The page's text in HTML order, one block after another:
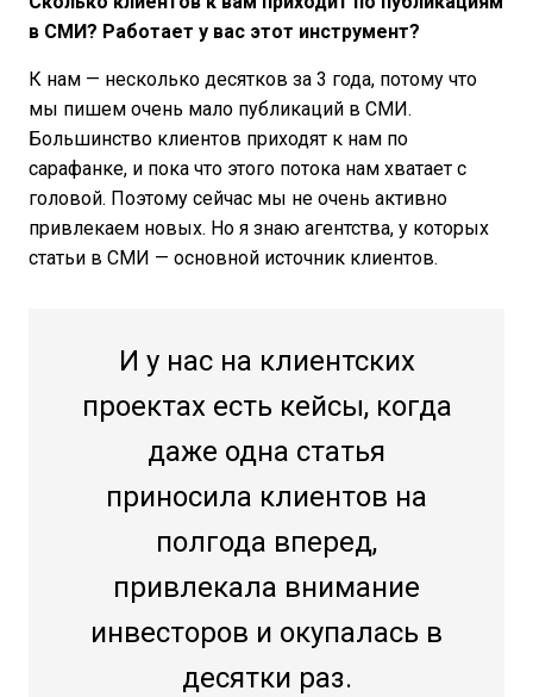
в СМИ? Работает у вас этот инструмент?
К нам — несколько десятков за 3 года, потому что
мы пишем очень мало публикаций в СМИ.
Большинство клиентов приходят к нам по
сарафанке, и пока что этого потока нам хватает с
головой. Поэтому сейчас мы не очень активно
привлекаем новых. Но я знаю агентства, у которых
статьи в СМИ — основной источник клиентов.
И у нас на клиентских
проектах есть кейсы, когда
даже одна статья
приносила клиентов на
полгода вперед,
привлекала внимание
инвесторов и окупалась в
десятки раз.